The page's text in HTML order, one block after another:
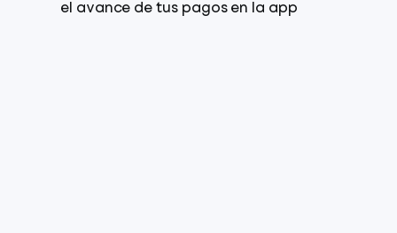
el avance de tus pagos en la app